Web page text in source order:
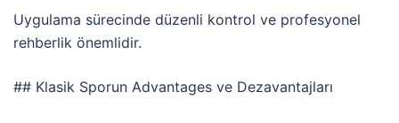
Uygulama sürecinde düzenli kontrol ve profesyonel
rehberlik önemlidir.
## Klasik Sporun Advantages ve Dezavantajları